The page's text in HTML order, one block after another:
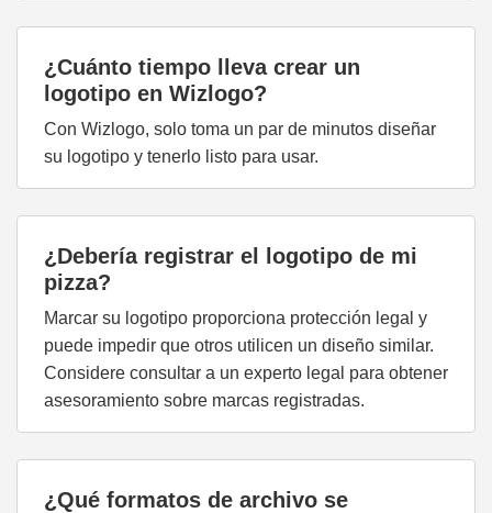
¿Cuánto tiempo lleva crear un
logotipo en Wizlogo?
Con Wizlogo, solo toma un par de minutos diseñar
su logotipo y tenerlo listo para usar.
¿Debería registrar el logotipo de mi
pizza?
Marcar su logotipo proporciona protección legal y
puede impedir que otros utilicen un diseño similar.
Considere consultar a un experto legal para obtener
asesoramiento sobre marcas registradas.
¿Qué formatos de archivo se